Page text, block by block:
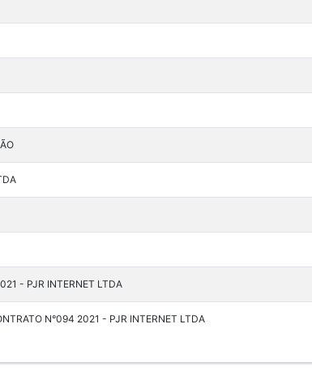
- PJR INTERNET LTDA
N°094 2021 - PJR INTERNET LTDA